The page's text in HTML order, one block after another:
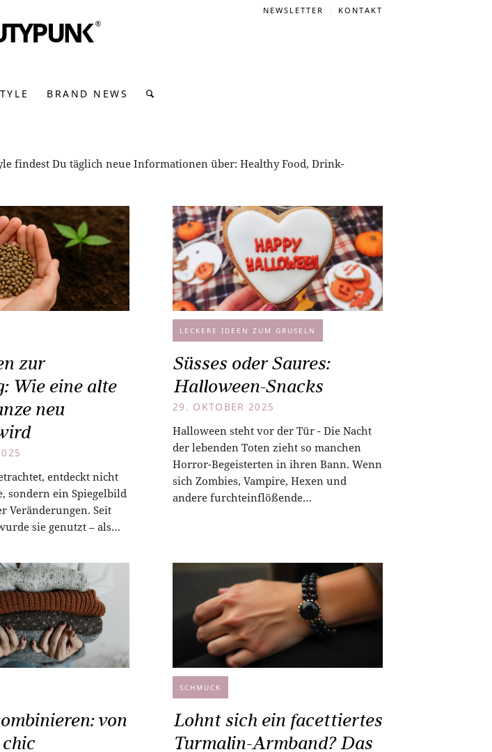
NEWSLETTER KONTAKT
BRAND NEWS
findest Du täglich neue Informationen über: Healthy Food, Drink-
zur
Wie eine alte
neu
entdeckt nicht
sondern ein Spiegelbild
Veränderungen. Seit
sie genutzt – als…
LECKERE IDEEN ZUM GRUSELN
Süsses oder Saures:
Halloween-Snacks
29. OKTOBER 2025
Halloween steht vor der Tür - Die Nacht
der lebenden Toten zieht so manchen
Horror-Begeisterten in ihren Bann. Wenn
sich Zombies, Vampire, Hexen und
andere furchteinflößende…
von
SCHMUCK
Lohnt sich ein facettiertes
Turmalin-Armband? Das